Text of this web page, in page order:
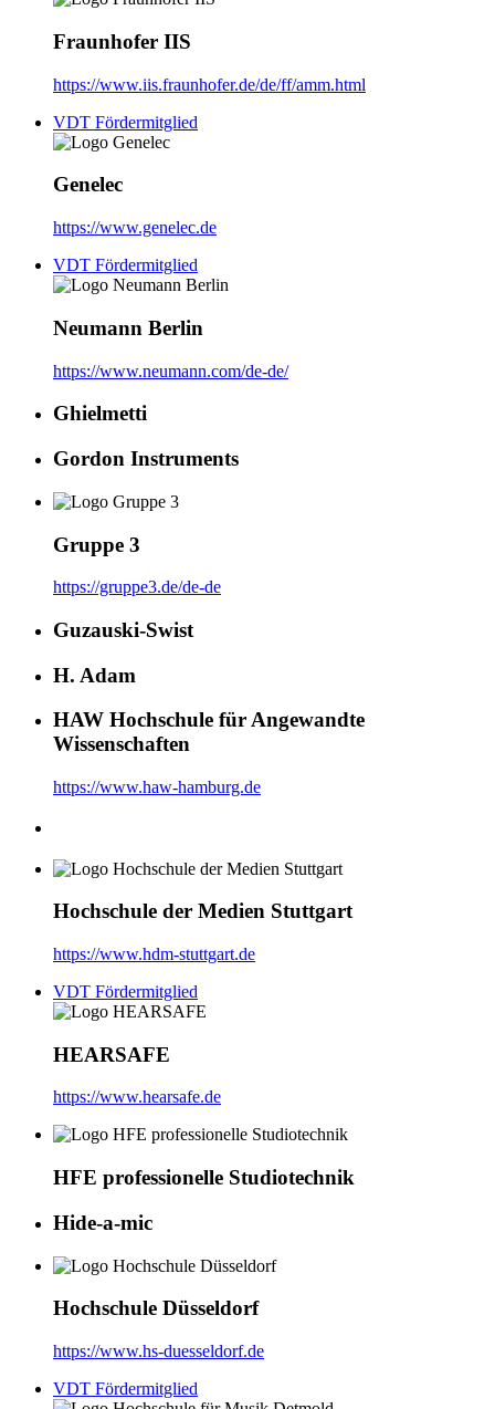
Fraunhofer IIS
https://www.iis.fraunhofer.de/de/ff/amm.html
VDT Fördermitglied
Genelec
https://www.genelec.de
VDT Fördermitglied
Neumann Berlin
https://www.neumann.com/de-de/
Ghielmetti
Gordon Instruments
Gruppe 3
https://gruppe3.de/de-de
Guzauski-Swist
H. Adam
HAW Hochschule für Angewandte
Wissenschaften
https://www.haw-hamburg.de
Hochschule der Medien Stuttgart
https://www.hdm-stuttgart.de
VDT Fördermitglied
HEARSAFE
https://www.hearsafe.de
HFE professionelle Studiotechnik
Hide-a-mic
Hochschule Düsseldorf
https://www.hs-duesseldorf.de
VDT Fördermitglied